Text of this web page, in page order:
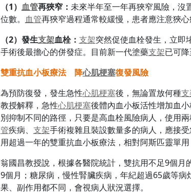
（1） 血管再狹窄： 未來半年至一年再狹窄風險，沒
位數。 血管再狹窄過程通常較緩慢，患者應注意狹心
（2）發生支架血栓： 支架突然促使血栓發生，立即
手術後最擔心的併發症。目前新一代塗藥支架已可降
雙重抗血小板療法 降心肌梗塞復發風險
為預防復發，發生急性心肌梗塞後，無論置放何種
教授解釋，急性心肌梗塞後體內血小板活性增加血
別抑制不同的路徑，只要是高血栓風險病人，使用
管疾病、 支架手術複雜且裝設數量多的病人，應接
用超過一年的雙重抗血小板療法，相對阿斯匹靈單
翁國昌教授說，根據各醫院統計，雙抗用不足9個
9個月；糖尿病，慢性腎臟疾病，年紀超過65歲等
果、副作用都不同，會視病人狀況選擇。